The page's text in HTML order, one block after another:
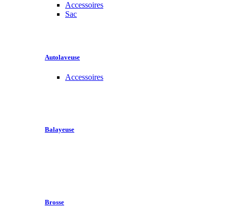
Accessoires
Sac
Autolaveuse
Accessoires
Balayeuse
Brosse